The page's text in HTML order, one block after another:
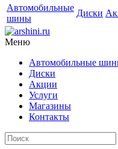
Автомобильные
шины
Диски
Меню
Автомобильные
Диски
Акции
Услуги
Магазины
Контакты